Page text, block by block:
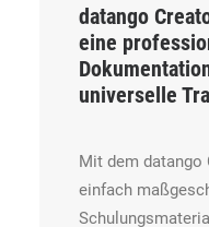
datango
eine
universelle
Mit dem datango
einfach